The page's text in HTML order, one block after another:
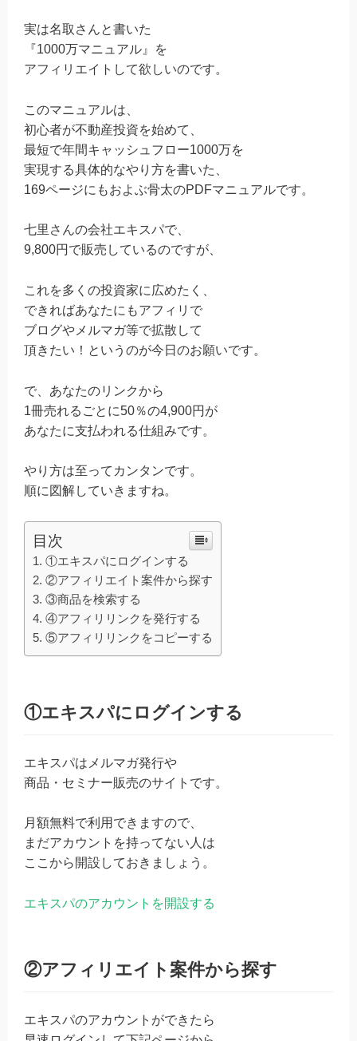
実は名取さんと書いた
『1000万マニュアル』を
アフィリエイトして欲しいのです。
このマニュアルは、
初心者が不動産投資を始めて、
最短で年間キャッシュフロー1000万を
実現する具体的なやり方を書いた、
169ページにもおよぶ骨太のPDFマニュアルです。
七里さんの会社エキスパで、
9,800円で販売しているのですが、
これを多くの投資家に広めたく、
できればあなたにもアフィリで
ブログやメルマガ等で拡散して
頂きたい！というのが今日のお願いです。
で、あなたのリンクから
1冊売れるごとに50％の4,900円が
あなたに支払われる仕組みです。
やり方は至ってカンタンです。
順に図解していきますね。
目次
①エキスパにログインする
②アフィリエイト案件から探す
③商品を検索する
④アフィリリンクを発行する
⑤アフィリリンクをコピーする
①エキスパにログインする
エキスパはメルマガ発行や
商品・セミナー販売のサイトです。
月額無料で利用できますので、
まだアカウントを持ってない人は
ここから開設しておきましょう。
エキスパのアカウントを開設する
②アフィリエイト案件から探す
エキスパのアカウントができたら